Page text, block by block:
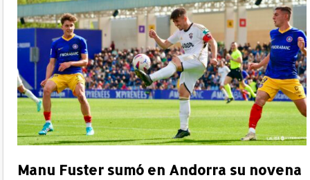
Manu Fuster sumó en Andorra su novena